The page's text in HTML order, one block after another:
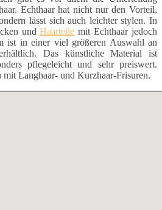
Echthaar hat nicht nur den Vorteil,
lässt sich auch leichter stylen. In
undHaarteile mit Echthaar jedoch
ist in einer viel größeren Auswahl an
Das künstliche Material ist
pflegeleicht und sehr preiswert.
Langhaar- und Kurzhaar-Frisuren.